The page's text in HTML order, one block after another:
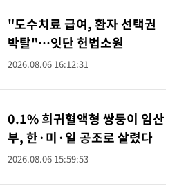
"도수치료 급여, 환자 선택권
박탈"…잇단 헌법소원
2026.08.06 16:12:31
0.1% 희귀혈액형 쌍둥이 임산
부, 한·미·일 공조로 살렸다
2026.08.06 15:59:53